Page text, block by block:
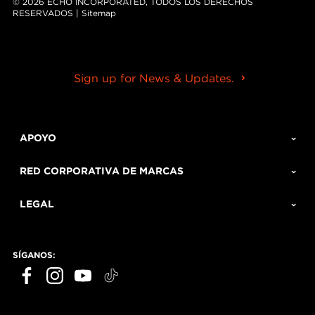
RESERVADOS | Sitemap
Sign up for News & Updates.
APOYO
RED CORPORATIVA DE MARCAS
LEGAL
SÍGANOS: